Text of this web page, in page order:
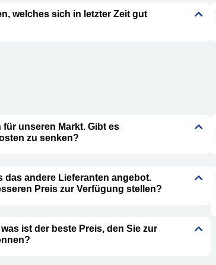
welches sich in letzter Zeit gut
für unseren Markt. Gibt es
zu senken?
das andere Lieferanten angebot.
Preis zur Verfügung stellen?
was ist der beste Preis, den Sie zur